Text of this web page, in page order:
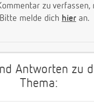
zu verfassen,
melde dich hier an.
Antworten zu
Thema: